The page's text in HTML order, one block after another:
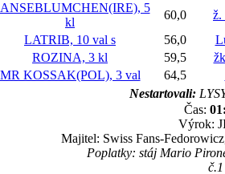
5
kl
60,0
ž.
LATRIB, 10 val s 56,0
ROZINA, 3 kl 59,5
MR KOSSAK(POL), 3 val 64,5
Nestartovali:
Čas:
Výrok:
Majitel: Swiss Fans-
Poplatky: stáj Mario